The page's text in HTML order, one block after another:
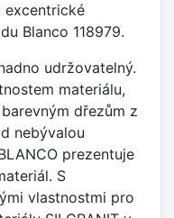
excentrické
Blanco 118979.
udržovatelný.
materiálu,
dřezům z
nebývalou
prezentuje
S
vlastnostmi pro